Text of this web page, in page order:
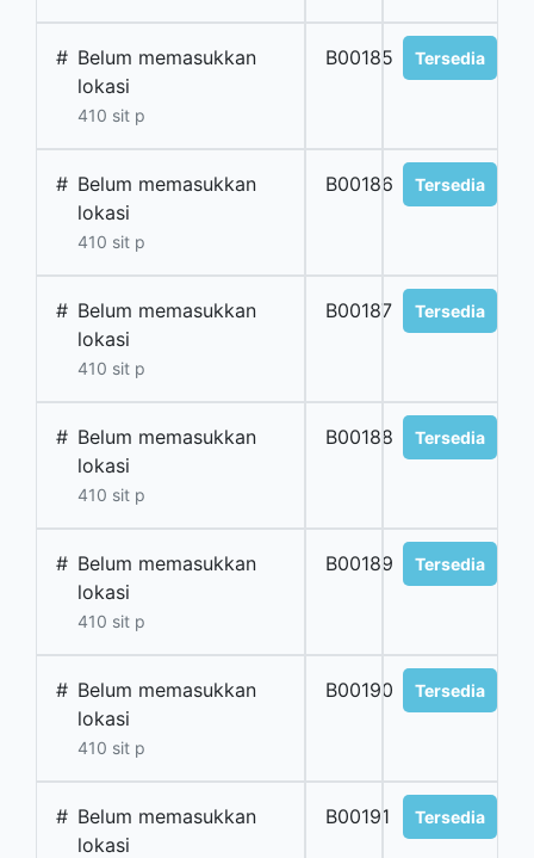
# Belum memasukkan
lokasi
410 sit p
B00185 Tersedia
# Belum memasukkan
lokasi
410 sit p
B00186 Tersedia
# Belum memasukkan
lokasi
410 sit p
B00187 Tersedia
# Belum memasukkan
lokasi
410 sit p
B00188 Tersedia
# Belum memasukkan
lokasi
410 sit p
B00189 Tersedia
# Belum memasukkan
lokasi
410 sit p
B00190 Tersedia
# Belum memasukkan
lokasi
B00191 Tersedia